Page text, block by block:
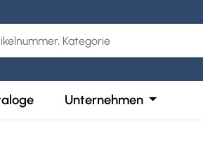
der Kategorie Services
das Dropdown der
Unternehmen Öffne